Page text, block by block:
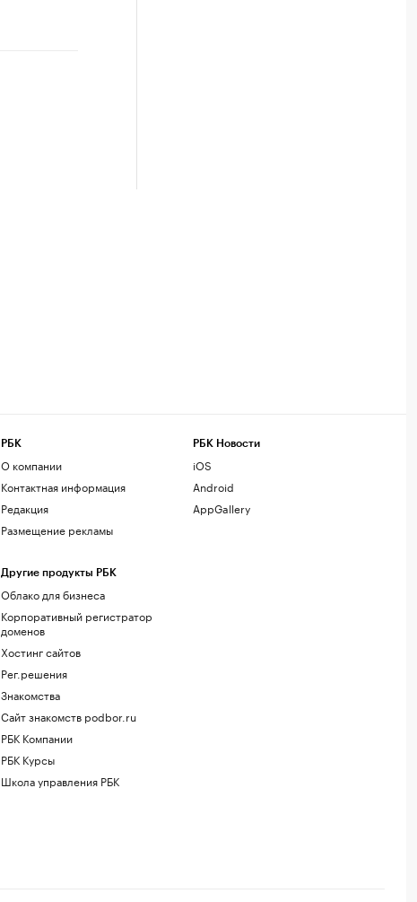
РБК
О компании
Контактная информация
Редакция
Размещение рекламы
Другие продукты РБК
Облако для бизнеса
Корпоративный регистратор
доменов
Хостинг сайтов
Рег.решения
Знакомства
Сайт знакомств podbor.ru
РБК Компании
РБК Курсы
Школа управления РБК
РБК Новости
iOS
Android
AppGallery